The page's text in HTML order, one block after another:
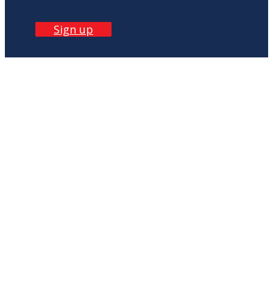
Sign up